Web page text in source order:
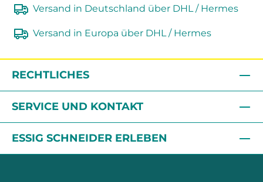
Versand in Deutschland über DHL / Hermes
Versand in Europa über DHL / Hermes
RECHTLICHES
SERVICE UND KONTAKT
ESSIG SCHNEIDER ERLEBEN